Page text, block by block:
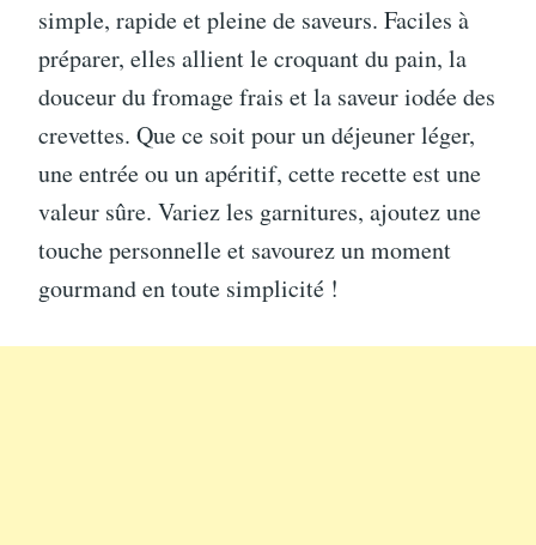
simple, rapide et pleine de saveurs. Faciles à
préparer, elles allient le croquant du pain, la
douceur du fromage frais et la saveur iodée des
crevettes. Que ce soit pour un déjeuner léger,
une entrée ou un apéritif, cette recette est une
valeur sûre. Variez les garnitures, ajoutez une
touche personnelle et savourez un moment
gourmand en toute simplicité !